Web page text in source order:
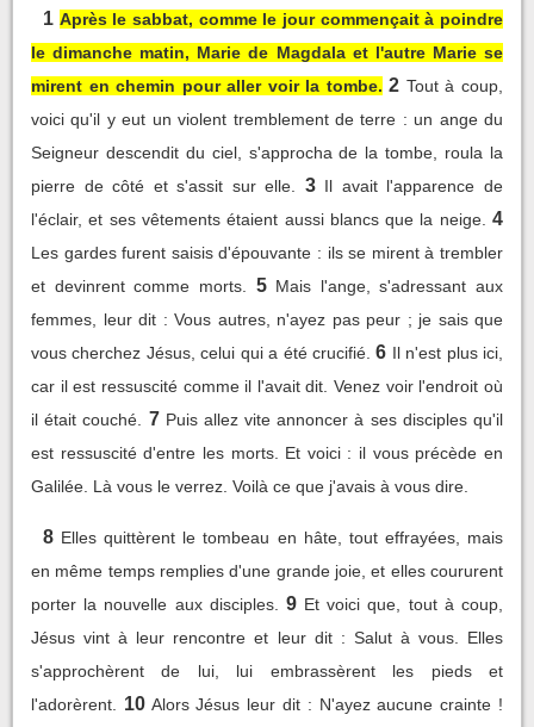
1 Après le sabbat, comme le jour commençait à poindre
le dimanche matin, Marie de Magdala et l'autre Marie se
mirent en chemin pour aller voir la tombe. 2 Tout à coup,
voici qu'il y eut un violent tremblement de terre : un ange du
Seigneur descendit du ciel, s'approcha de la tombe, roula la
pierre de côté et s'assit sur elle.
3 Il avait l'apparence de
l'éclair, et ses vêtements étaient aussi blancs que la neige. 4
Les gardes furent saisis d'épouvante : ils se mirent à trembler
et devinrent comme morts.
5 Mais l'ange, s'adressant aux
femmes, leur dit : Vous autres, n'ayez pas peur ; je sais que
vous cherchez Jésus, celui qui a été crucifié. 6 Il n'est plus ici,
car il est ressuscité comme il l'avait dit. Venez voir l'endroit où
il était couché.
7 Puis allez vite annoncer à ses disciples qu'il
est ressuscité d'entre les morts. Et voici : il vous précède en
Galilée. Là vous le verrez. Voilà ce que j'avais à vous dire.
8 Elles quittèrent le tombeau en hâte, tout effrayées, mais
en même temps remplies d'une grande joie, et elles coururent
porter la nouvelle aux disciples.
9 Et voici que, tout à coup,
Jésus vint à leur rencontre et leur dit : Salut à vous. Elles
s'approchèrent de lui, lui embrassèrent les pieds et
l'adorèrent.
10 Alors Jésus leur dit : N'ayez aucune crainte !